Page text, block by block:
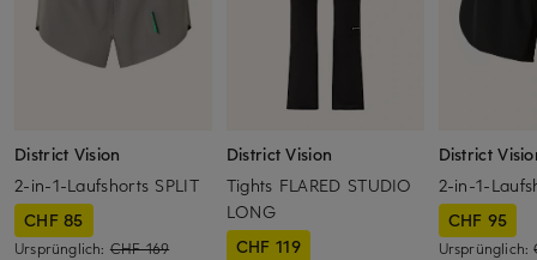
District Vision
2-in-1-Laufshorts SPLIT
CHF 85
Ursprünglich: CHF 169
District Vision
Tights FLARED STUDIO
LONG
CHF 119
District
2-in-1-
CHF 95
Ursprünglich: